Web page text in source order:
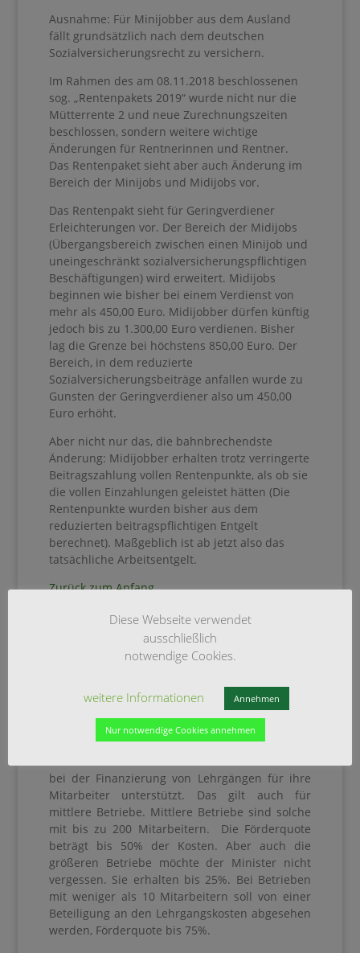
Ausnahme: Für Minijobber aus dem Ausland
fällt grundsätzlich nach dem deutschen
Sozialversicherungsrecht zu versichern.
Im Rahmen des am 08.11.2018 beschlossenen
sog. „Rentenpakets 2019“ wurde nicht nur die
Mütterrente 2 und neue Zurechnungszeiten
beschlossen, sondern weitere wichtige
Änderungen für Rentnerinnen und Rentner.
Das Rentenpaket sieht aber auch Änderung im
Bereich der Minijobs und Midijobs vor.
Das Rentenpakt sieht für Geringverdiener
Erleichterungen vor. Der Bereich der Midijobs
(Übergangsbereich zwischen einen Minijob und
uneingeschränkt sozialversicherungspflichtigen
Beschäftigungen) wird erweitert. Midijobs
beginnen wie bisher bei einem Verdienst von
mehr als 450,00 Euro. Midijobber dürfen künftig
jedoch bis zu 1.300,00 Euro verdienen. Bisher
lag die Grenze bei höchstens 850,00 Euro. Der
Bereich, in dem reduzierte
Sozialversicherungsbeiträge anfallen wurde zu
Gunsten der Geringverdiener also um 450,00
Euro erhöht.
Aber nicht nur das, die bahnbrechendste
Änderung: Midijobber erhalten trotz verringerte
Beitragszahlung vollen Rentenpunkte, als ob sie
die vollen Einzahlungen geleistet hätten (Die
Rentenpunkte wurden bisher aus dem
reduzierten beitragspflichtigen Entgelt
berechnet). Maßgeblich ist ab jetzt also das
tatsächliche Arbeitsentgelt.
Zurück zum Anfang
Qualifizierzungschancengesetz
Auch Weiterbildung vor allem in kleinen und
mittleren Unternehmen will der
des Qualifizierungschancengesetzes, ab dem
01.01.2019 besonders fördern.
Nach dem Gesetzesentwurf werden
bei der Finanzierung von Lehrgängen für ihre
Mitarbeiter unterstützt. Das gilt auch für
mittlere Betriebe. Mittlere Betriebe sind solche
mit bis zu 200 Mitarbeitern. Die Förderquote
beträgt bis 50% der Kosten. Aber auch die
größeren Betriebe möchte der Minister nicht
vergessen. Sie erhalten bis 25%. Bei Betrieben
mit weniger als 10 Mitarbeitern soll von einer
Beteiligung an den Lehrgangskosten abgesehen
werden, Förderquote bis 75%.
Diese Webseite verwendet
ausschließlich
notwendige Cookies.
weitere Informationen Annehmen
Nur notwendige Cookies annehmen